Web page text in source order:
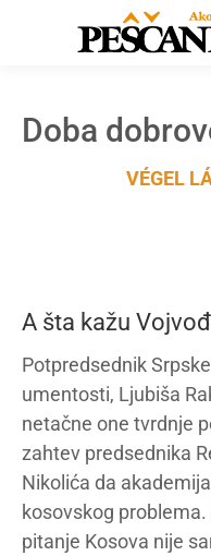
Doba
VÉGEL
A šta kažu
Potpredsednik
umentosti, Ljubiša
netačne one tvrdnje
zahtev predsednika
Nikolića da
kosovskog
pitanje Kosova nije